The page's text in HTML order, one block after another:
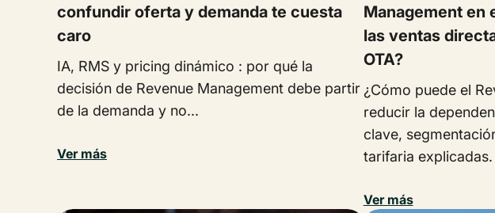
confundir oferta y demanda te cuesta
caro
IA, RMS y pricing dinámico : por qué la
decisión de Revenue Management debe partir
de la demanda y no...
Ver más
Management en
las ventas
OTA?
¿Cómo puede el
reducir la
clave,
tarifaria explicadas.
Ver más